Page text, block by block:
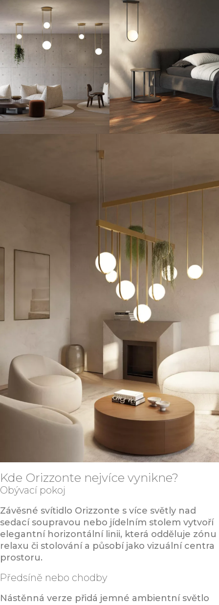
Kde Orizzonte nejvíce vynikne?
Obývací pokoj
Závěsné svítidlo Orizzonte s více světly nad
sedací soupravou nebo jídelním stolem vytvoří
elegantní horizontální linii, která odděluje zónu
relaxu či stolování a působí jako vizuální centra
prostoru.
Předsíně nebo chodby
Nástěnná verze přidá jemné ambientní světlo